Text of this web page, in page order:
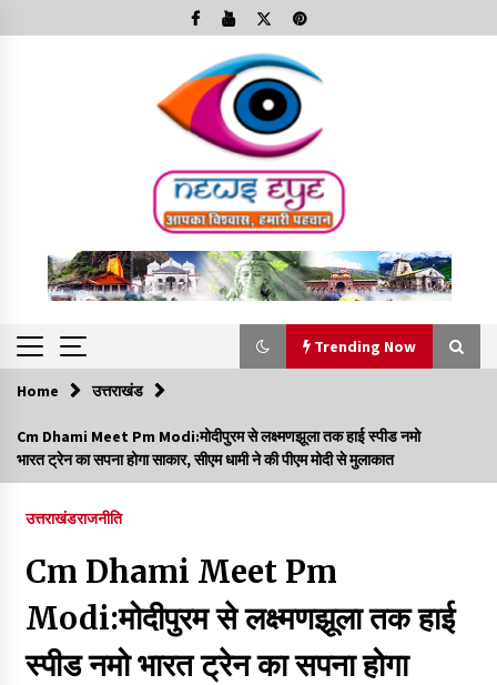
to
Trending Now
Trending Now
Minorities Rights Day : विश्व अल्पसंख्यक अधिकार दिवस
कार्यक्रम में शामिल हुए सीएम,आधुनिक मदरसों का नाम अब्दुल कलाम के नाम
Thought Of The Day 7 September
September 7, 2023
Thought Of The Day 6 September
Home उत्तराखंड
Cm Dhami Meet Pm Modi:मोदीपुरम से लक्ष्मणझूला तक हाई स्पीड नमो
भारत ट्रेन का सपना होगा साकार, सीएम धामी ने की पीएम मोदी से मुलाकात
उत्तराखंडराजनीति
Cm Dhami Meet Pm
Modi:मोदीपुरम से लक्ष्मणझूला तक हाई
स्पीड नमो भारत ट्रेन का सपना होगा